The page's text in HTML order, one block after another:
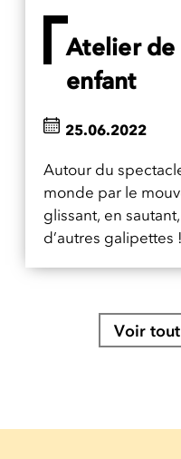
Atelier de
enfant
Autour du
monde par le
glissant, en
d’autres galipettes !
25.06.2022
Voir